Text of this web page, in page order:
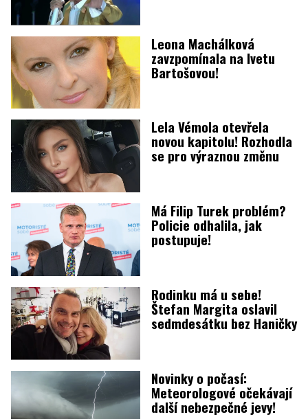
Leona Machálková
zavzpomínala na Ivetu
Bartošovou!
Lela Vémola otevřela
novou kapitolu! Rozhodla
se pro výraznou změnu
Má Filip Turek problém?
Policie odhalila, jak
postupuje!
Rodinku má u sebe!
Štefan Margita oslavil
sedmdesátku bez Haničky
Novinky o počasí:
Meteorologové očekávají
další nebezpečné jevy!